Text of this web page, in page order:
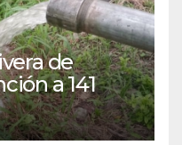
de
a 141